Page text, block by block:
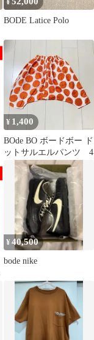
¥
BODE Latice Polo
¥ 1,400
BOde BO ボードボー ド
ットサルエルパンツ 4
¥40,500
bode nike